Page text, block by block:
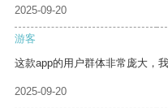
2025-09-20
游客
这款app的用户群体非常庞大，
2025-09-20